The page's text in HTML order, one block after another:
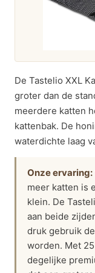
De Tastelio XXL
groter dan de
meerdere katten
kattenbak. De
waterdichte laag
Onze ervaring:
meer katten is
klein. De
aan beide
druk gebruik
worden. Met
degelijke